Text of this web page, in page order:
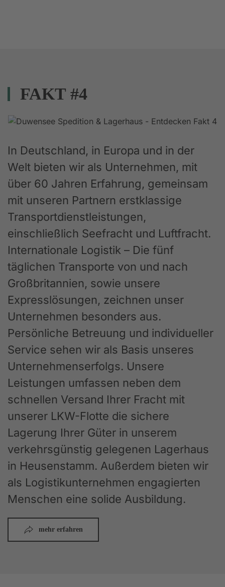
FAKT #4
In Deutschland, in Europa und in der
Welt bieten wir als Unternehmen, mit
über 60 Jahren Erfahrung, gemeinsam
mit unseren Partnern erstklassige
Transportdienstleistungen,
einschließlich Seefracht und Luftfracht.
Internationale Logistik – Die fünf
täglichen Transporte von und nach
Großbritannien, sowie unsere
Expresslösungen, zeichnen unser
Unternehmen besonders aus.
Persönliche Betreuung und individueller
Service sehen wir als Basis unseres
Unternehmenserfolgs. Unsere
Leistungen umfassen neben dem
schnellen Versand Ihrer Fracht mit
unserer LKW-Flotte die sichere
Lagerung Ihrer Güter in unserem
verkehrsgünstig gelegenen Lagerhaus
in Heusenstamm. Außerdem bieten wir
als Logistikunternehmen engagierten
Menschen eine solide Ausbildung.
mehr erfahren